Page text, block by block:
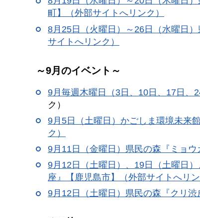
町】（外部サイトへリンク）
8月25日（火曜日）～26日（水曜日
サイトへリンク）
～9月のイベント～
9月毎週木曜日（3日、10日、17日、
ク）
9月5日（土曜日）かごしま環境未来
ク）
9月11日（金曜日）県民の森『ミョ
9月12日（土曜日）、19日（土曜日
座』【鹿児島市】（外部サイトへリン
9月12日（土曜日）県民の森『クリ